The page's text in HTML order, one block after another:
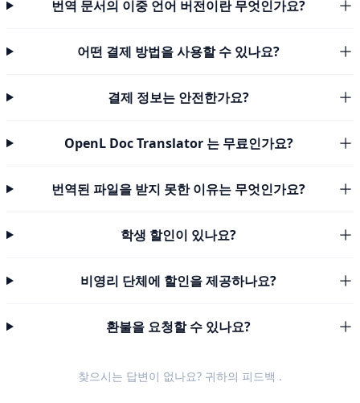
번역 문서의 이중 언어 버전이란 무엇인가요?
어떤 결제 방법을 사용할 수 있나요?
결제 정보는 안전한가요?
OpenL Doc Translator 는 무료인가요?
번역된 파일을 받지 못한 이유는 무엇인가요?
학생 할인이 있나요?
비영리 단체에 할인을 제공하나요?
환불을 요청할 수 있나요?
찾으시는 답변이 없나요? 귀하의 피드백 .